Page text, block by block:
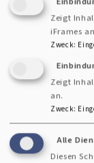
vermittelt
ausreichend
wird
auf Wunsch
vermittelt.
zu Hause
erzählen,
freundlichen
Zeigt
iFrames
Zweck:
Zeigt
an.
Zweck:
Alle
Diesen